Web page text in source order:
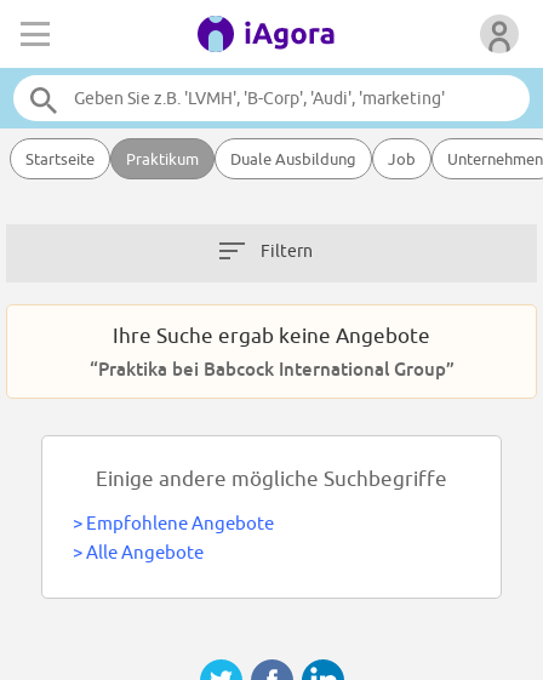
Startseite Praktikum Duale Ausbildung Job Unternehmen
Filtern
Ihre Suche ergab keine Angebote
“Praktika bei Babcock International Group”
Einige andere mögliche Suchbegriffe
> Empfohlene Angebote
>Alle Angebote